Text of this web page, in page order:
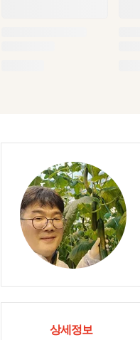
상세정보